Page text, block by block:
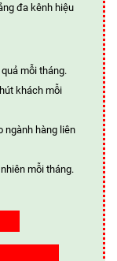
đa kênh hiệu
quả mỗi tháng.
khách mỗi
ngành hàng liên
mỗi tháng.